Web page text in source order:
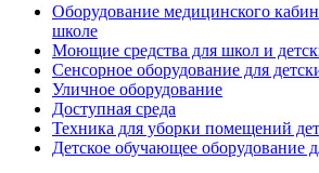
Оборудование медицинского
школе
Моющие средства для школ и
Сенсорное оборудование для
Уличное оборудование
Доступная среда
Техника для уборки помещений
Детское обучающее